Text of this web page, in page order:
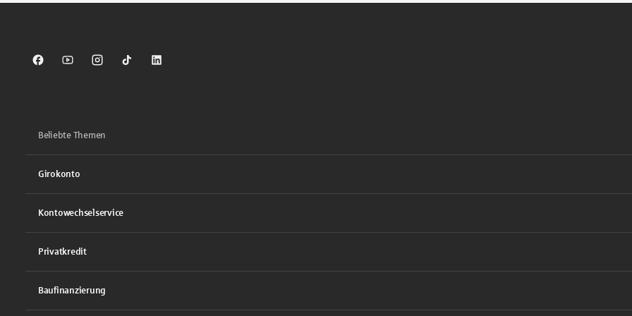
Sparkasse auf Facebook
Sparkasse auf Youtube
Sparkasse auf Instagram
Sparkasse auf TikTok
Sparkasse auf LinkedIn
Beliebte Themen
Girokonto
Kontowechselservice
Privatkredit
Baufinanzierung